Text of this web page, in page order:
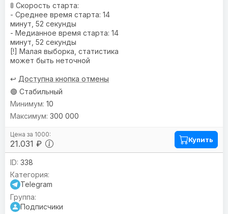
🚦 Скорость старта:
- Среднее время старта: 14
минут, 52 секунды
- Медианное время старта: 14
минут, 52 секунды
[!] Малая выборка, статистика
может быть неточной
↩️ Доступна кнопка отмены
🟢 Стабильный
21.031 ₽
10
300 000
Купить
338
Telegram
Подписчики